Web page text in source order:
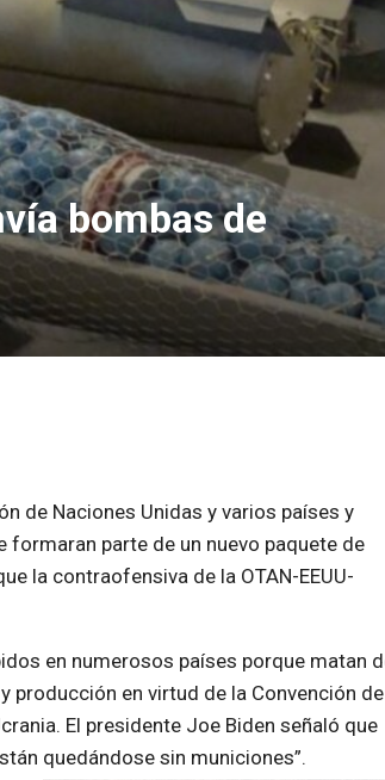
bombas de
de Naciones Unidas y varios países y
parte de un nuevo paquete de
la contraofensiva de la OTAN-EEUU-
en numerosos países porque matan
producción en virtud de la Convención de
El presidente Joe Biden señaló que
quedándose sin municiones”.